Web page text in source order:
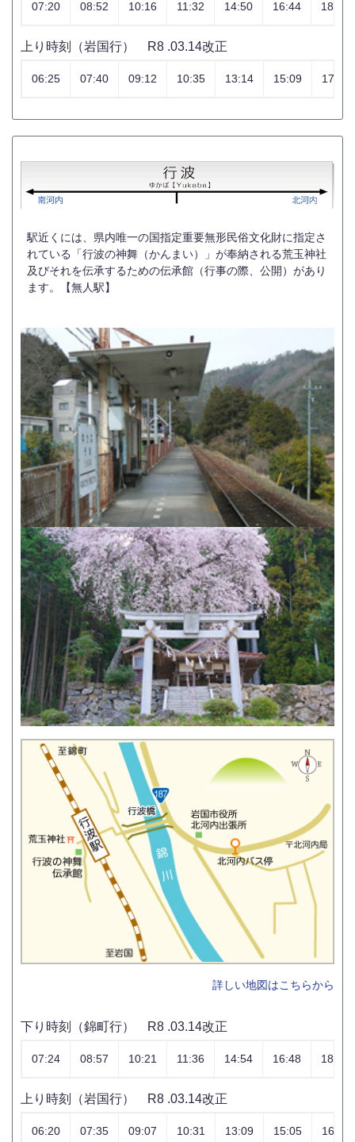
07:20 08:52 10:16 11:32 14:50 16:44 18:07
上り時刻（岩国行） R8 .03.14改正
06:25 07:40 09:12 10:35 13:14 15:09 17:04
駅近くには、県内唯一の国指定重要無形民俗文化財に指定さ
れている「行波の神舞（かんまい）」が奉納される荒玉神社
及びそれを伝承するための伝承館（行事の際、公開）があり
ます。【無人駅】
詳しい地図はこちらから
下り時刻（錦町行） R8 .03.14改正
07:24 08:57 10:21 11:36 14:54 16:48 18:12
上り時刻（岩国行） R8 .03.14改正
06:20 07:35 09:07 10:31 13:09 15:05 16:59